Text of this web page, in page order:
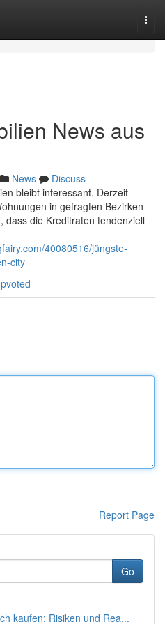
News aus
News
Discuss
bleibt interessant. Derzeit
in gefragten Bezirken
dass die Kreditraten tendenziell
40080516/jüngste-
city
Report Page
Go
kaufen: Risiken und Rea...